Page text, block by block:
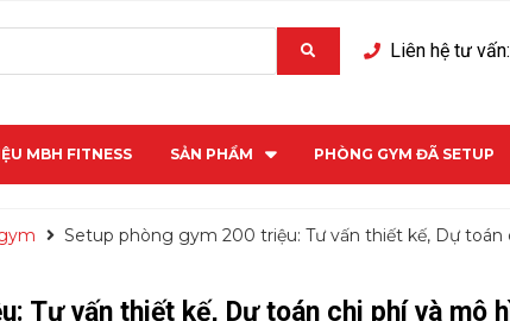
Liên hệ tư
MBH FITNESS SẢN PHẨM PHÒNG GYM ĐÃ SETUP
Setup phòng gym 200 triệu: Tư vấn thiết kế, Dự
Tư vấn thiết kế, Dự toán chi phí và mô